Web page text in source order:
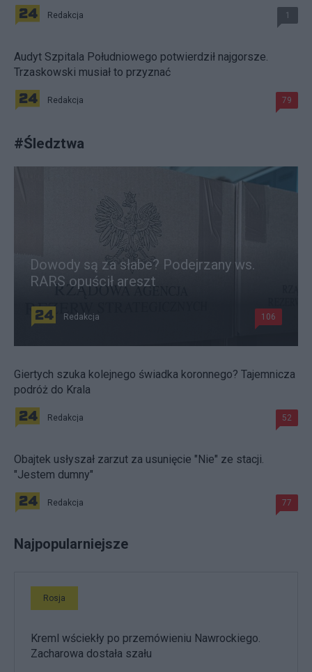
Redakcja 1
Audyt Szpitala Południowego potwierdził najgorsze.
Trzaskowski musiał to przyznać
Redakcja 79
#Śledztwa
Dowody są za słabe? Podejrzany ws.
RARS opuścił areszt
Redakcja 106
Giertych szuka kolejnego świadka koronnego? Tajemnicza
podróż do Krala
Redakcja 52
Obajtek usłyszał zarzut za usunięcie "Nie" ze stacji.
"Jestem dumny"
Redakcja 77
Najpopularniejsze
Rosja
Kreml wściekły po przemówieniu Nawrockiego.
Zacharowa dostała szału